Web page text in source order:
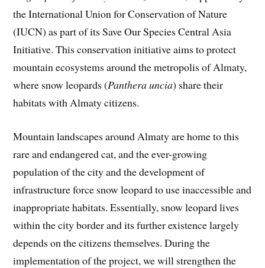
the International Union for Conservation of Nature
(IUCN) as part of its Save Our Species Central Asia
Initiative. This conservation initiative aims to protect
mountain ecosystems around the metropolis of Almaty,
where snow leopards (Panthera uncia) share their
habitats with Almaty citizens.
Mountain landscapes around Almaty are home to this
rare and endangered cat, and the ever-growing
population of the city and the development of
infrastructure force snow leopard to use inaccessible and
inappropriate habitats. Essentially, snow leopard lives
within the city border and its further existence largely
depends on the citizens themselves. During the
implementation of the project, we will strengthen the